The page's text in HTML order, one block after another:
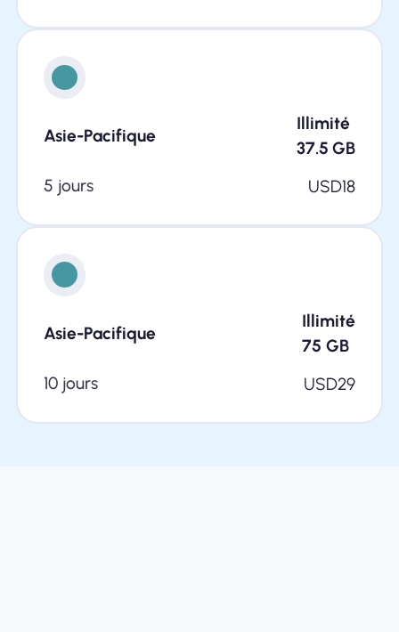
Asie-Pacifique
Illimité
37.5 GB
5 jours
USD18
Asie-Pacifique
Illimité
75 GB
10 jours
USD29